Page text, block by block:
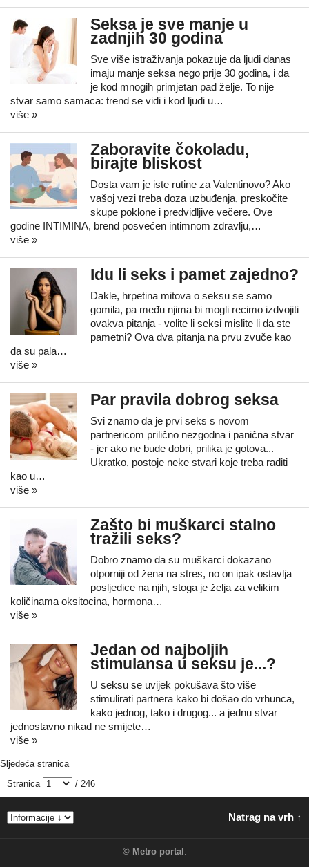
Seksa je sve manje u
zadnjih 30 godina
Sve više istraživanja pokazuje da ljudi danas
imaju manje seksa nego prije 30 godina, i da
je kod mnogih primjetan pad želje. To nije
stvar samo samaca: trend se vidi i kod ljudi u…
više »
Zaboravite čokoladu,
birajte bliskost
Dosta vam je iste rutine za Valentinovo? Ako
vašoj vezi treba doza uzbuđenja, preskočite
skupe poklone i predvidljive večere. Ove
godine INTIMINA, brend posvećen intimnom zdravlju,…
više »
Idu li seks i pamet zajedno?
Dakle, hrpetina mitova o seksu se samo
gomila, pa među njima bi mogli recimo izdvojiti
ovakva pitanja - volite li seksi mislite li da ste
pametni? Ova dva pitanja na prvu zvuče kao
da su pala…
više »
Par pravila dobrog seksa
Svi znamo da je prvi seks s novom
partnericom prilično nezgodna i panična stvar
- jer ako ne bude dobri, prilika je gotova...
Ukratko, postoje neke stvari koje treba raditi
kao u…
više »
Zašto bi muškarci stalno
tražili seks?
Dobro znamo da su muškarci dokazano
otporniji od žena na stres, no on ipak ostavlja
posljedice na njih, stoga je želja za velikim
količinama oksitocina, hormona…
više »
Jedan od najboljih
stimulansa u seksu je...?
U seksu se uvijek pokušava što više
stimulirati partnera kako bi došao do vrhunca,
kako jednog, tako i drugog... a jednu stvar
jednostavno nikad ne smijete…
više »
Sljedeća stranica
Stranica
/ 246
Natrag na vrh ↑
© Metro portal .